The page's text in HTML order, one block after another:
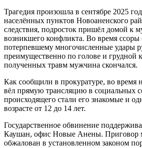
Трагедия произошла в сентябре 2025
населённых пунктов Новоаненского
следствия, подросток пришёл домой к
возникшего конфликта. Во время ссоры
потерпевшему многочисленные удары
преимущественно по голове и грудной
полученных травм мужчина скончался.
Как сообщили в прокуратуре, во время
вёл прямую трансляцию в социальных
происходящего стали его знакомые и
возрасте от 12 до 14 лет.
Государственное обвинение
Каушан, офис Новые Анены. Приговор
обжалован в установленном законом